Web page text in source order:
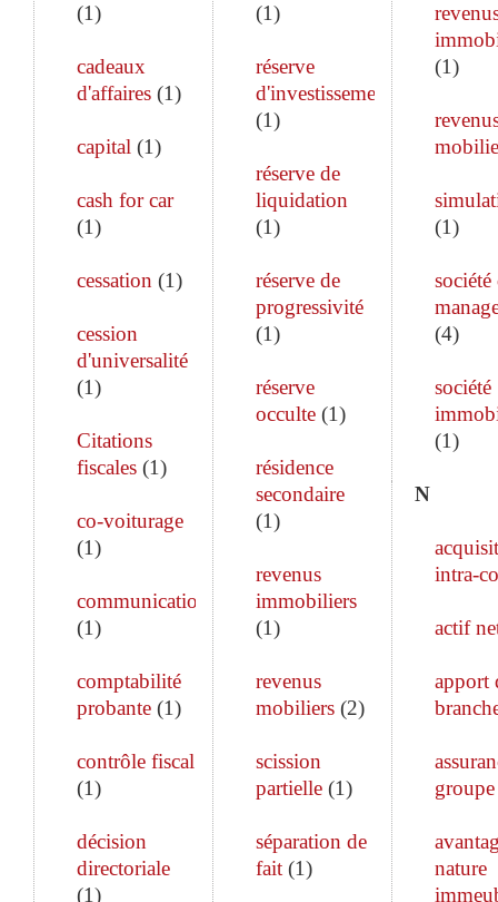
(1)
cadeaux
d'affaires (1)
capital (1)
cash for car
(1)
cessation (1)
cession
d'universalité
(1)
Citations
fiscales (1)
co-voiturage
(1)
communication
(1)
comptabilité
probante (1)
contrôle fiscal
(1)
décision
directoriale
(1)
(1)
réserve
d'investissement
(1)
réserve de
liquidation
(1)
réserve de
progressivité
(1)
réserve
occulte(1)
résidence
secondaire
(1)
revenus
immobiliers
(1)
revenus
mobiliers(2)
scission
partielle(1)
séparation de
fait(1)
(1)
(1)
société
(4)
société
(1)
N
intra-
actif
apport
groupe
nature